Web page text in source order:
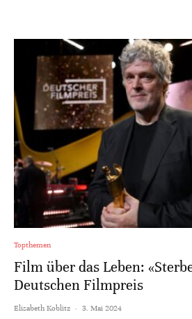
Topthemen
Film über das Leben:
Deutschen Filmpreis
Elisabeth Koblitz · 3. Mai 2024